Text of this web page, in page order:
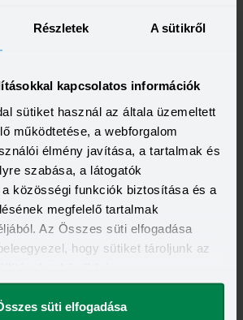
Részletek A sütikről
kapcsolatos információk
sütiket használ az általa üzemeltett
működtetése, a webforgalom
élmény javítása, a tartalmak és
szabása, a látogatók
közösségi funkciók biztosítása és a
megfelelő tartalmak
Az Összes süti elfogadása
hogy sütiket tároljunk az
süti elfogadása
címkék